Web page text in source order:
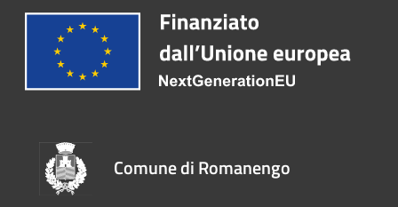
Comune di Romanengo